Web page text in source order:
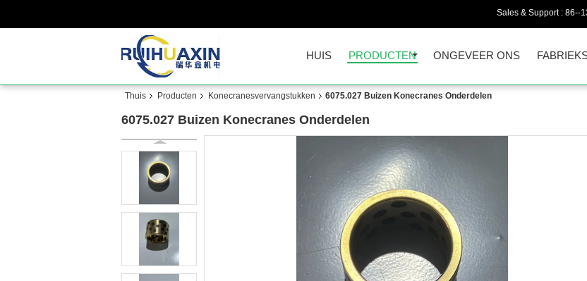
Sales & Support : 86--
HUIS PRODUCTEN ONGEVEER ONS
Thuis Producten Konecranesvervangstukken 6075.027 Buizen Konecranes Onderdelen
6075.027 Buizen Konecranes Onderdelen